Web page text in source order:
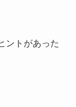
ントがあった